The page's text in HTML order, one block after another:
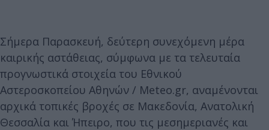
Σήμερα Παρασκευή, δεύτερη συνεχόμενη μέρα
καιρικής αστάθειας, σύμφωνα με τα τελευταία
προγνωστικά στοιχεία του Εθνικού
Αστεροσκοπείου Αθηνών / Meteo.gr, αναμένονται
αρχικά τοπικές βροχές σε Μακεδονία, Ανατολική
Θεσσαλία και Ήπειρο, που τις μεσημεριανές και